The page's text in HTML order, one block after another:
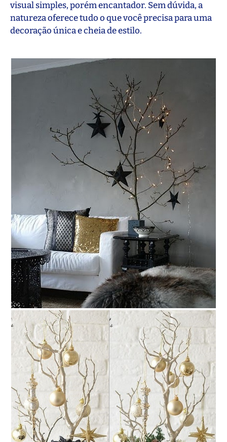
visual simples, porém encantador. Sem dúvida, a
natureza oferece tudo o que você precisa para uma
decoração única e cheia de estilo.